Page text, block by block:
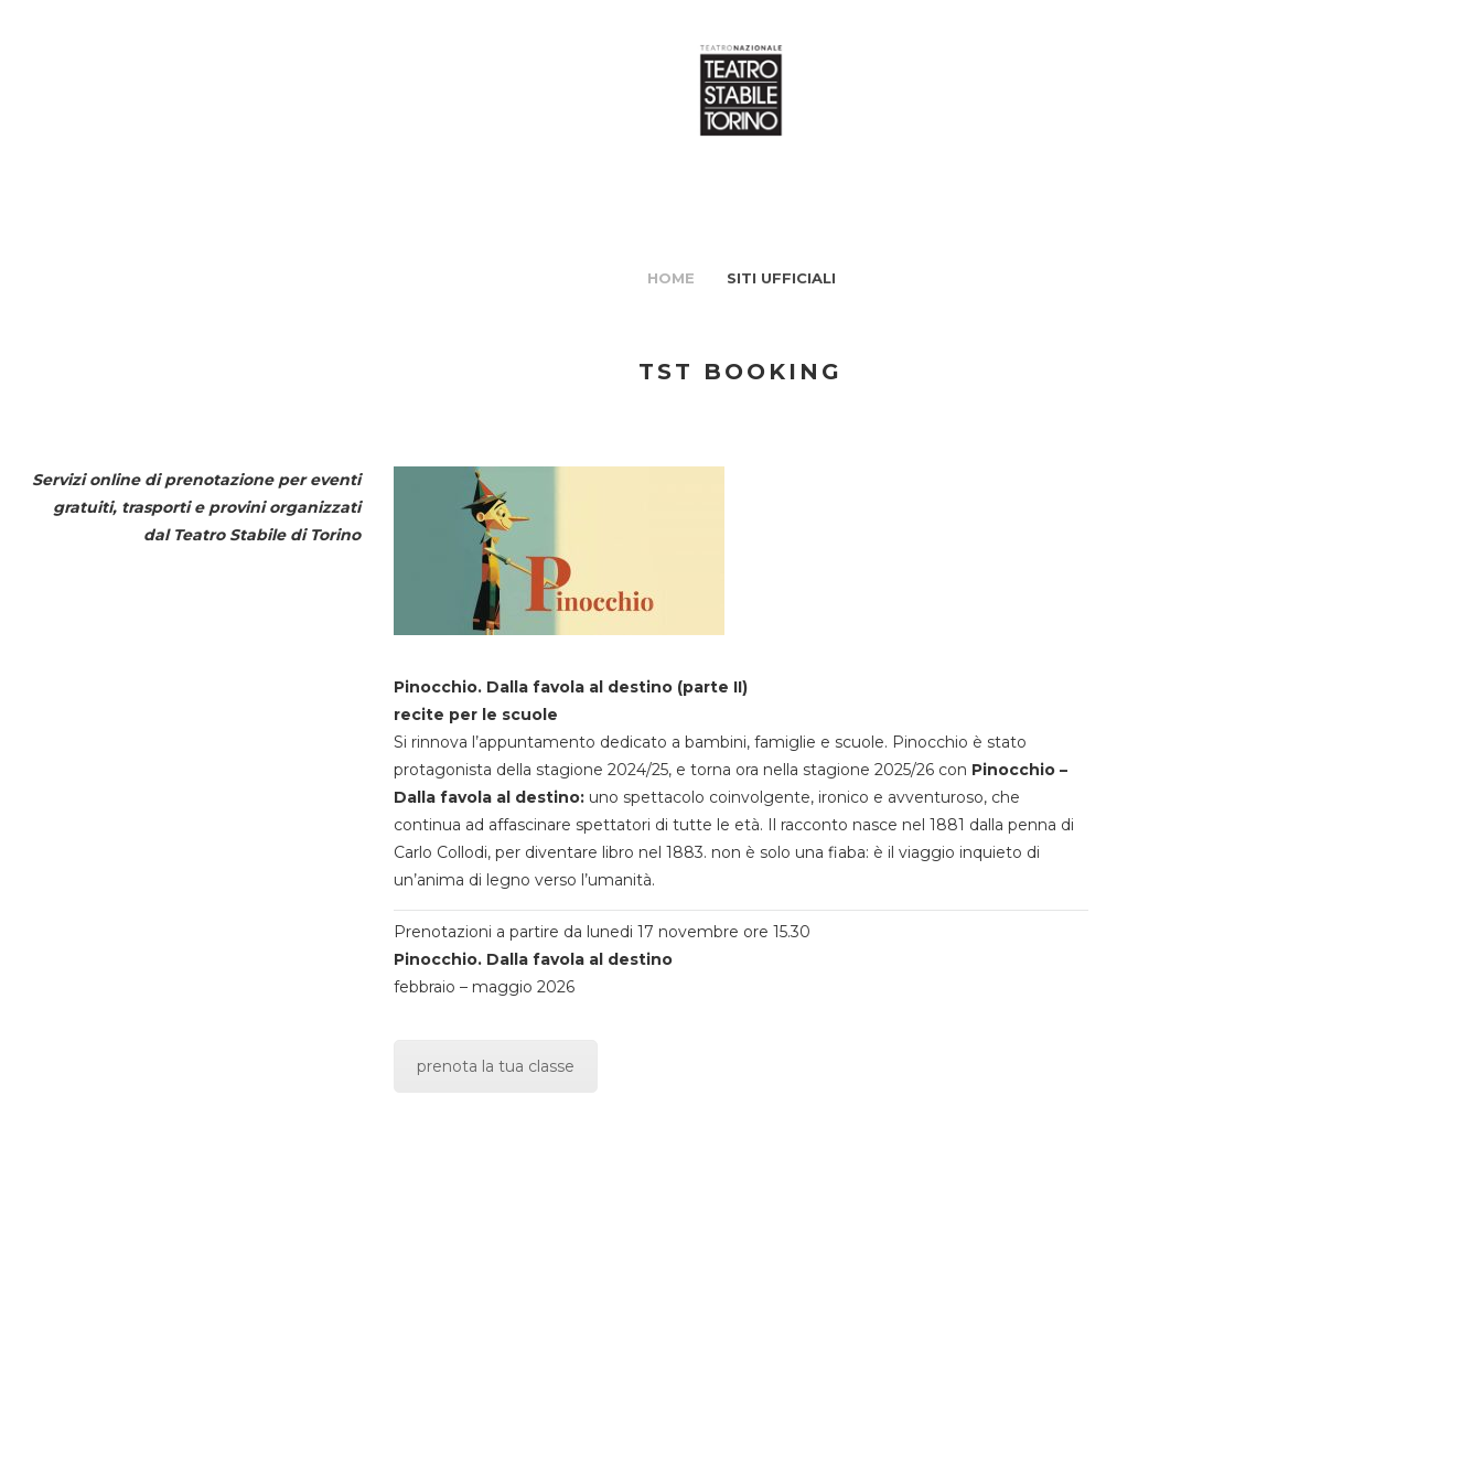
HOME SITI UFFICIALI
TST BOOKING
Servizi online di prenotazione per eventi
gratuiti, trasporti e provini organizzati
dal Teatro Stabile di Torino
Pinocchio. Dalla favola al destino (parte II)
recite per le scuole
Si rinnova l’appuntamento dedicato a bambini, famiglie e scuole. Pinocchio è stato
protagonista della stagione 2024/25, e torna ora nella stagione 2025/26 con Pinocchio –
Dalla favola al destino:uno spettacolo coinvolgente, ironico e avventuroso, che
continua ad affascinare spettatori di tutte le età. Il racconto nasce nel 1881 dalla penna di
Carlo Collodi, per diventare libro nel 1883. non è solo una fiaba: è il viaggio inquieto di
un’anima di legno verso l’umanità.
Prenotazioni a partire da lunedi 17 novembre ore 15.30
Pinocchio. Dalla favola al destino
febbraio – maggio 2026
prenota la tua classe